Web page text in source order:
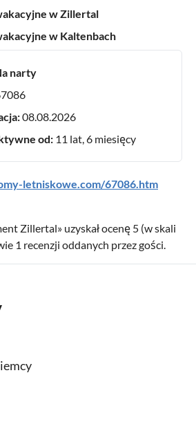
w Zillertal
w Kaltenbach
narty
08.08.2026
od: 11 lat, 6 miesięcy
letniskowe.com/67086.htm
Zillertal» uzyskał ocenę 5 (w skali
1 recenzji oddanych przez gości.